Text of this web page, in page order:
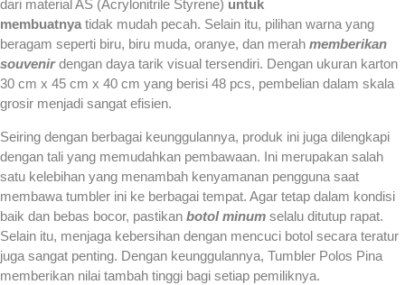
dari material AS (Acrylonitrile Styrene) untuk
membuatnya tidak mudah pecah. Selain itu, pilihan warna yang
beragam seperti biru, biru muda, oranye, dan merah memberikan
souvenirdengan daya tarik visual tersendiri. Dengan ukuran karton
30 cm x 45 cm x 40 cm yang berisi 48 pcs, pembelian dalam skala
grosir menjadi sangat efisien.
Seiring dengan berbagai keunggulannya, produk ini juga dilengkapi
dengan tali yang memudahkan pembawaan. Ini merupakan salah
satu kelebihan yang menambah kenyamanan pengguna saat
membawa tumbler ini ke berbagai tempat. Agar tetap dalam kondisi
baik dan bebas bocor, pastikan botol minum selalu ditutup rapat.
Selain itu, menjaga kebersihan dengan mencuci botol secara teratur
juga sangat penting. Dengan keunggulannya, Tumbler Polos Pina
memberikan nilai tambah tinggi bagi setiap pemiliknya.